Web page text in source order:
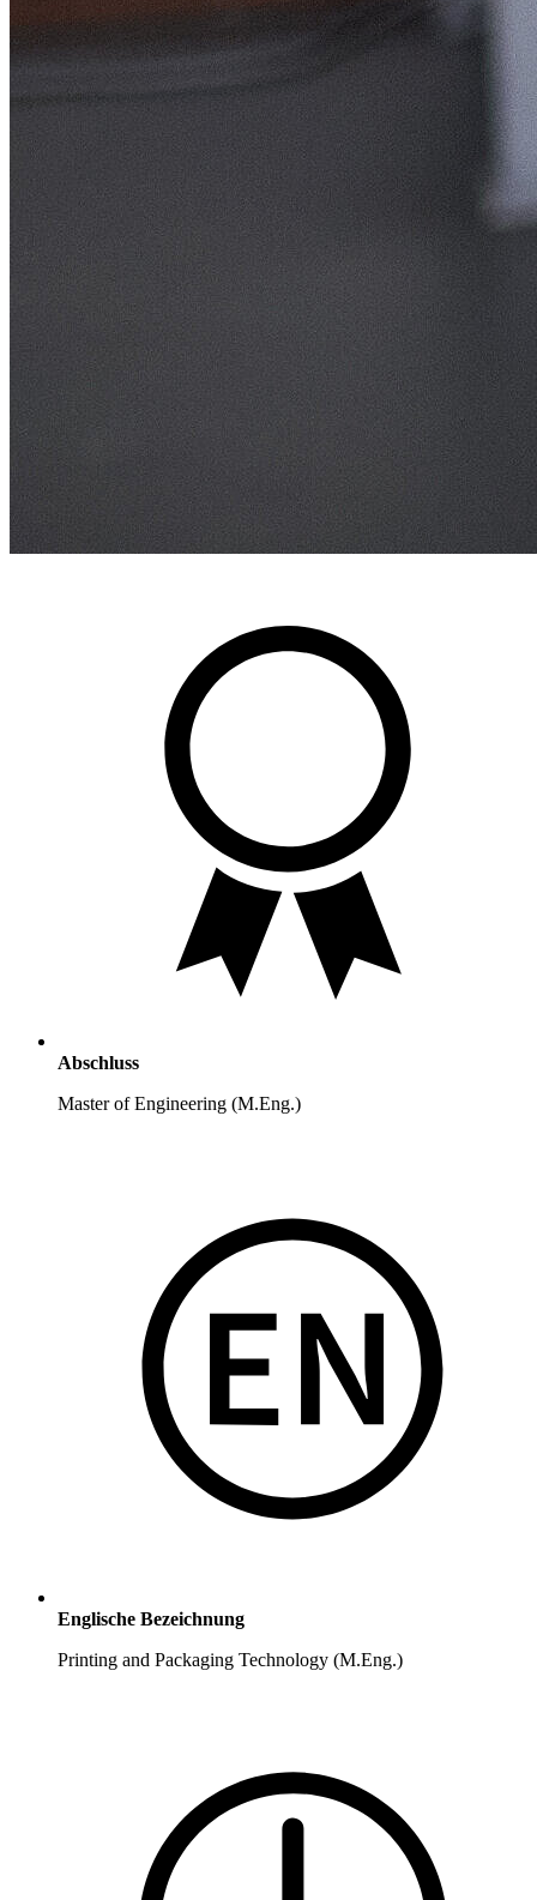
Abschluss
Master of Engineering (M.Eng.)
Englische Bezeichnung
Printing and Packaging Technology (M.Eng.)